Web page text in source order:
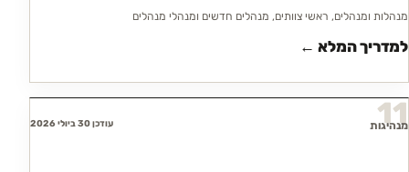
מנהלות ומנהלים, ראשי צוותים, מנהלים חדשים ומנהלי מנהלים
למדריך המלא ←
מנהיגות עודכן 30 ביולי 2026 11